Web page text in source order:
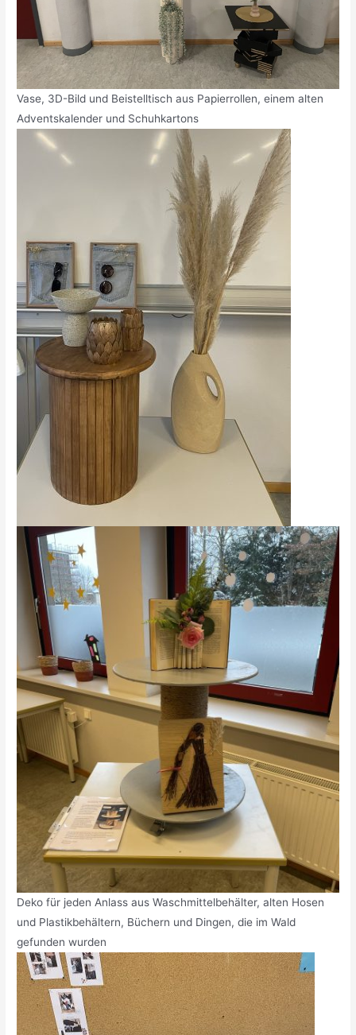
Vase, 3D-Bild und Beistelltisch aus Papierrollen, einem alten
Adventskalender und Schuhkartons
Deko für jeden Anlass aus Waschmittelbehälter, alten Hosen
und Plastikbehältern, Büchern und Dingen, die im Wald
gefunden wurden